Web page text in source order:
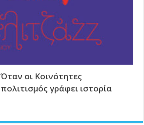
οι Κοινότητες
γράφει ιστορία